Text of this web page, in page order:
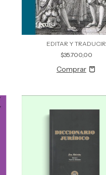
EDITAR Y TRADUCIR
$35.700,00